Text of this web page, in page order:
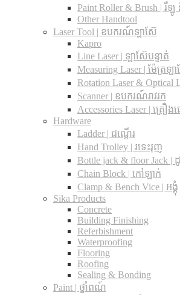
Paint Roller & Brush | រឺ
Other Handtool
Laser Tool | ឧបករណ៍ឡាស៊ែ
Kapro
Line Laser | ឡាស៊ែបន្ទាត់
Measuring Laser | ម៉ែត្រឡ
Rotation Laser & Optical
Scanner | ឧបករណ៍រាវរក
Accessories Laser | គ្រឿងផ្
Hardware
Ladder | ជណ្តើរ
Hand Trolley | រទេះរុញ
Bottle jack & floor Jack​ |
Chain Block | កៅឡាក់
Clamp & Bench Vice | អង្គុំ
Sika Products
Concrete
Building Finishing
Referbishment
Waterproofing
Flooring
Roofing
Sealing & Bonding
Paint | ថ្នាំពណ៍